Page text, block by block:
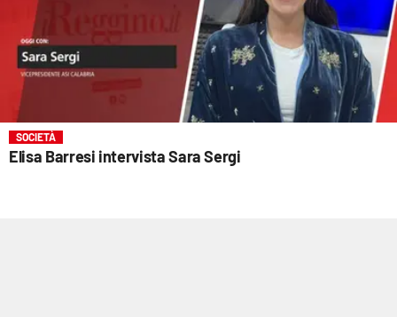
SOCIETÀ
Elisa Barresi intervista Sara Sergi